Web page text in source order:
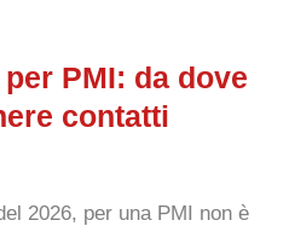
PMI: da dove
contatti
2026, per una PMI non è